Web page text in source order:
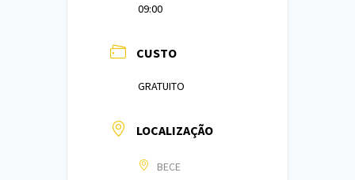
09:00
CUSTO
GRATUITO
LOCALIZAÇÃO
BECE